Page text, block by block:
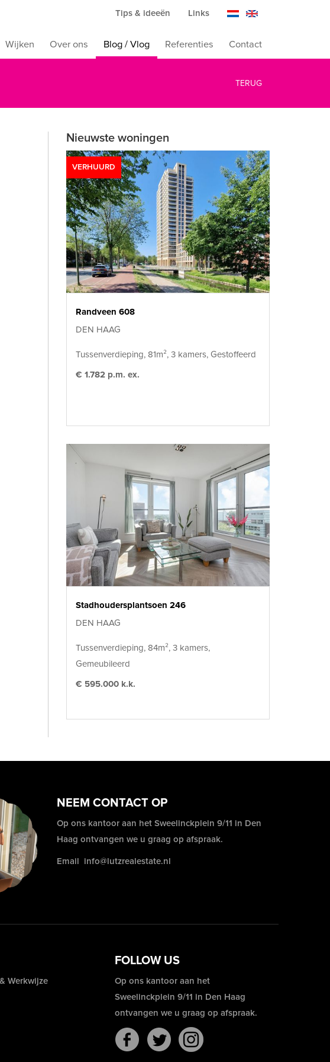
Tips & ideeën Links
Wijken Over ons Blog / Vlog Referenties Contact
TERUG
Nieuwste woningen
VERHUURD
Randveen 608
DEN HAAG
Tussenverdieping, 81m², 3 kamers, Gestoffeerd
€ 1.782 p.m. ex.
Stadhoudersplantsoen 246
DEN HAAG
Tussenverdieping, 84m², 3 kamers,
Gemeubileerd
€ 595.000 k.k.
NEEM CONTACT OP
Op ons kantoor aan het Sweelinckplein 9/11 in Den
Haag ontvangen we u graag op afspraak.
Email info@lutzrealestate.nl
FOLLOW US
Werkwijze
Op ons kantoor aan het
Sweelinckplein 9/11 in Den Haag
ontvangen we u graag op afspraak.